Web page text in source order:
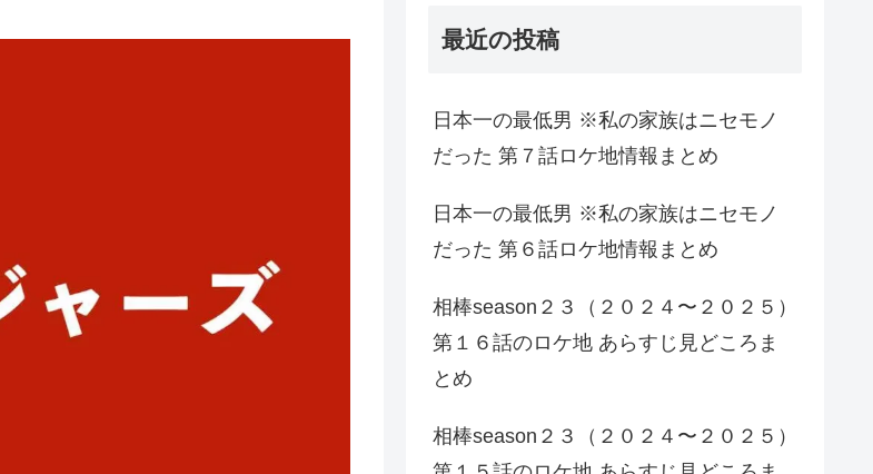
最近の投稿
日本一の最低男 ※私の家族はニセモノ
だった 第７話ロケ地情報まとめ
日本一の最低男 ※私の家族はニセモノ
だった 第６話ロケ地情報まとめ
相棒season２３（２０２４〜２０２５）
第１６話のロケ地 あらすじ見どころま
とめ
相棒season２３（２０２４〜２０２５）